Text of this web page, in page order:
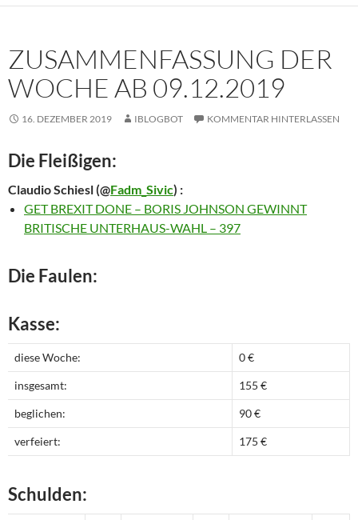
ZUSAMMENFASSUNG DER
WOCHE AB 09.12.2019
16. DEZEMBER 2019 IBLOGBOT KOMMENTAR HINTERLASSEN
Die Fleißigen:
Claudio Schiesl(@Fadm_Sivic) :
GET BREXIT DONE – BORIS JOHNSON GEWINNT
BRITISCHE UNTERHAUS-WAHL – 397
Die Faulen:
Kasse:
diese Woche: 0 €
insgesamt: 155 €
beglichen: 90 €
verfeiert: 175 €
Schulden: